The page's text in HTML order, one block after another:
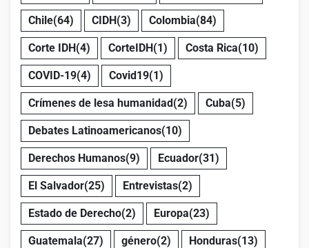
Chile(64) CIDH(3) Colombia(84)
Corte IDH(4) CorteIDH(1) Costa Rica(10)
COVID-19(4) Covid19(1)
Crímenes de lesa humanidad(2) Cuba(5)
Debates Latinoamericanos(10)
Derechos Humanos(9) Ecuador(31)
El Salvador(25) Entrevistas(2)
Estado de Derecho(2) Europa(23)
Guatemala(27) género(2) Honduras(13)